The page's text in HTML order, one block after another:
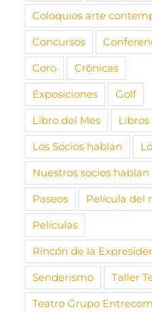
la exposición
de Madrazo»,
Mapfre,
Silvestre
2025 | Sin
el
10
Coloquios arte
Concursos
Coro
Crónicas
Exposiciones
Golf
Libro del Mes
Libros
Los Socios hablan
Nuestros socios hablan
Paseos
Película del
Películas
Rincón de la
Senderismo
Taller
Teatro Grupo